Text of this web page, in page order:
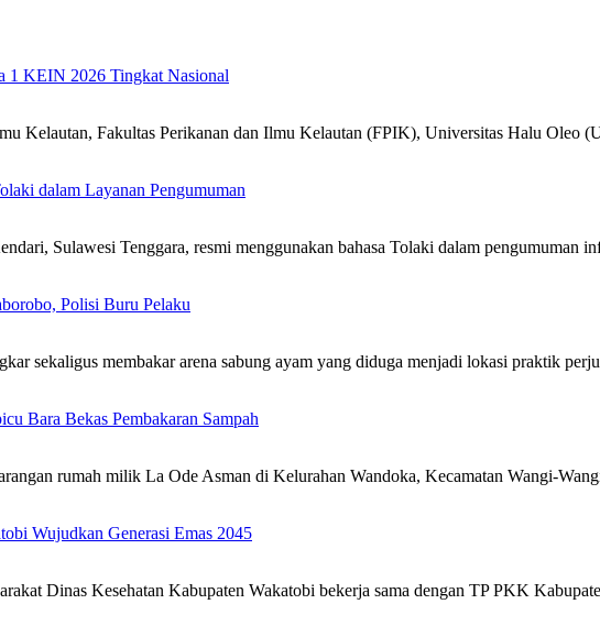
1 KEIN 2026 Tingkat Nasional
Kelautan, Fakultas Perikanan dan Ilmu Kelautan (FPIK), Universitas Halu Oleo
dalam Layanan Pengumuman
Sulawesi Tenggara, resmi menggunakan bahasa Tolaki dalam pengumuman
Polisi Buru Pelaku
sekaligus membakar arena sabung ayam yang diduga menjadi lokasi praktik
Bara Bekas Pembakaran Sampah
rumah milik La Ode Asman di Kelurahan Wandoka, Kecamatan Wangi-
Wujudkan Generasi Emas 2045
Dinas Kesehatan Kabupaten Wakatobi bekerja sama dengan TP PKK